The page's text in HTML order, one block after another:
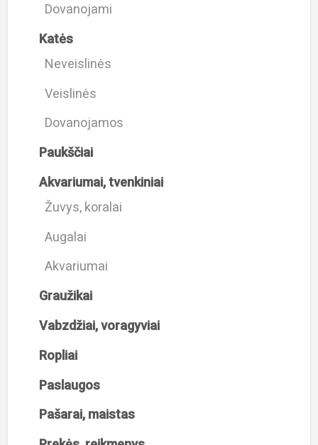
Dovanojami
Katės
Neveislinės
Veislinės
Dovanojamos
Paukščiai
Akvariumai, tvenkiniai
Žuvys, koralai
Augalai
Akvariumai
Graužikai
Vabzdžiai, voragyviai
Ropliai
Paslaugos
Pašarai, maistas